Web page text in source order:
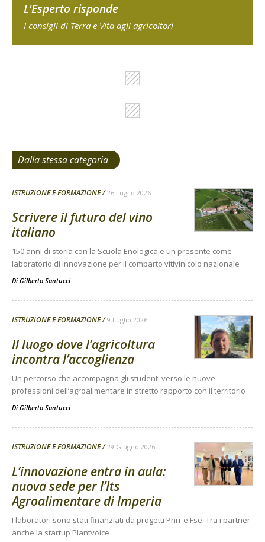
L'Esperto risponde
I consigli di Terra e Vita agli agricoltori
Dalla stessa categoria
ISTRUZIONE E FORMAZIONE 26 Luglio 2026
Scrivere il futuro del vino
italiano
150 anni di storia con la Scuola Enologica e un presente come
laboratorio di innovazione per il comparto vitivinicolo nazionale
Di Gilberto Santucci
ISTRUZIONE E FORMAZIONE 9 Luglio 2026
Il luogo dove l’agricoltura
incontra l’accoglienza
Un percorso che accompagna gli studenti verso le nuove
professioni dell’agroalimentare in stretto rapporto con il territorio
Di Gilberto Santucci
ISTRUZIONE E FORMAZIONE 29 Giugno 2026
L’innovazione entra in aula:
nuova sede per l’Its
Agroalimentare di Imperia
I laboratori sono stati finanziati da progetti Pnrr e Fse. Tra i partner
anche la startup Plantvoice